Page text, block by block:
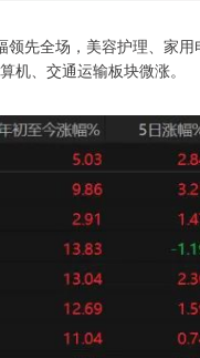
先全场，美容护理、家用
、交通运输板块微涨。